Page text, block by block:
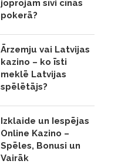
joprojām sīvi cīnās
pokerā?
Ārzemju vai Latvijas
kazino – ko īsti
meklē Latvijas
spēlētājs?
Izklaide un Iespējas
Online Kazino –
Spēles, Bonusi un
Vairāk